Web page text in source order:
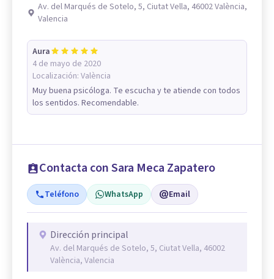
Av. del Marqués de Sotelo, 5, Ciutat Vella, 46002 València,
Valencia
Aura
4 de mayo de 2020
Localización: València
Muy buena psicóloga. Te escucha y te atiende con todos
los sentidos. Recomendable.
Contacta con Sara Meca Zapatero
Teléfono WhatsApp Email
Dirección principal
Av. del Marqués de Sotelo, 5, Ciutat Vella, 46002
València, Valencia